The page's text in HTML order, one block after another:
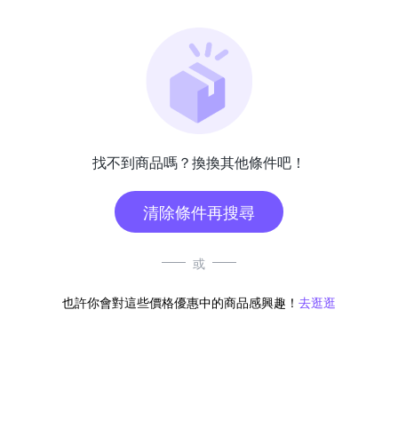
找不到商品嗎？換換其他條件吧！
清除條件再搜尋
或
也許你會對這些價格優惠中的商品感興趣！ 去逛逛